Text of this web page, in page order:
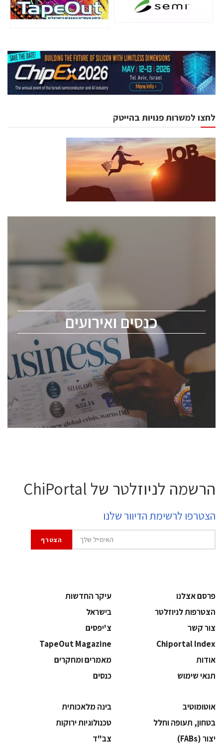
לחצו למשרות פנויות בהייטק
כנסים ואירועים
כנסים ואירועים
לכל העוסקים בתעשיית הסמיקונדקטור כולל מהנדסים,
ChipEx2026 will be held on May 12-13, 2026. The
conference is intended for everyone involved in the
semiconductor industry, including engineers,
professional experts, and senior executives.
לחץ לפרטים
הרשמה לניוזלטר של ChiPortal
הצטרפו לרשימת הדיוור שלנו
פרסם אצלנו
עיקר החדשות
הצטרפות לניוזלטר
בישראל
צור קשר
צ'יפסים
Chiportal Index
TapeOut Magazine
אודות
מאמרים ומחקרים
תנאי שימוש
כנסים
אוטומוטיב
בינה מלאכותית
בטחון, תעופה וחלל
‫טכנולוגיות ירוקות‬
‫יצור (‪(FABs‬‬
‫צב"ד‬